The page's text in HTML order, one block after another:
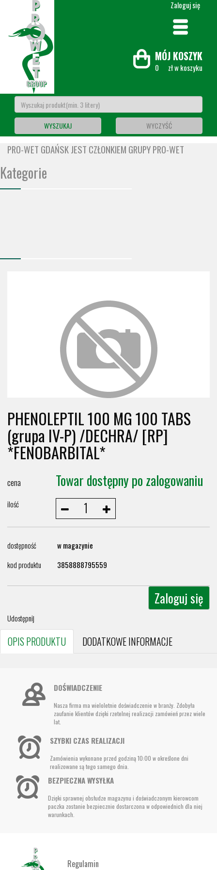
Zaloguj się
MÓJ KOSZYK
0 zł w koszyku
WYSZUKAJ WYCZYŚĆ
PRO-WET GDAŃSK JEST CZŁONKIEM GRUPY PRO-WET
Kategorie
PHENOLEPTIL 100 MG 100 TABS
(grupa IV-P) /DECHRA/ [RP]
*FENOBARBITAL*
cena Towar dostępny po zalogowaniu
ilość
dostępność
w magazynie
kod produktu
3858888795559
Zaloguj się
Udostępnij
OPIS PRODUKTU DODATKOWE INFORMACJE
DOŚWIADCZENIE
Nasza firma ma wieloletnie doświadczenie w branży. Zdobyła
zaufanie klientów dzięki rzetelnej realizacji zamówień przez wiele
lat.
SZYBKI CZAS REALIZACJI
Zamówienia wykonane przed godziną 10:00 w określone dni
realizowane są tego samego dnia.
BEZPIECZNA WYSYŁKA
Dzięki sprawnej obsłudze magazynu i doświadczonym kierowcom
paczka zostanie bezpiecznie dostarczona w odpowiednich dla niej
warunkach.
Regulamin